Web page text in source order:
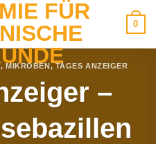
0
,MIKROBEN,TAGES ANZEIGER
–